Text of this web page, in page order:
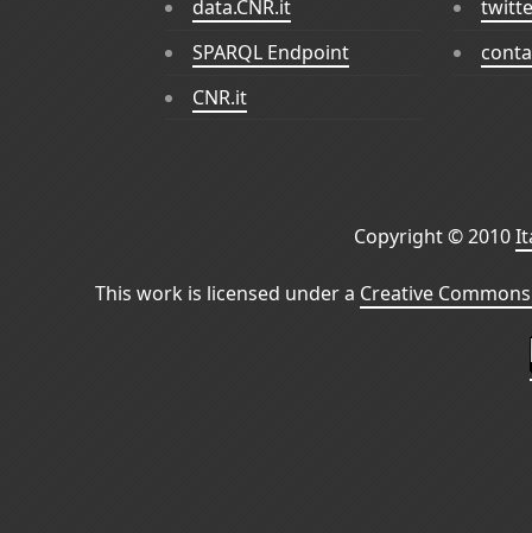
data.CNR.it
SPARQL Endpoint
CNR.it
Copyright © 2010
This work is licensed under a Creative